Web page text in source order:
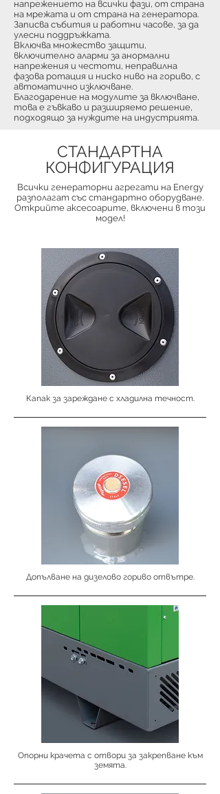
напрежението на всички фази, от страна
на мрежата и от страна на генератора.
Записва събития и работни часове, за да
улесни поддръжката.
Включва множество защити,
включително аларми за анормални
напрежения и честоти, неправилна
фазова ротация и ниско ниво на гориво, с
автоматично изключване.
Благодарение на модулите за включване,
това е гъвкаво и разширяемо решение,
подходящо за нуждите на индустрията.
СТАНДАРТНА
КОНФИГУРАЦИЯ
Всички генераторни агрегати на Energy
разполагат със стандартно оборудване.
Открийте аксесоарите, включени в този
модел!
Капак за зареждане с хладилна течност.
Допълване на дизелово гориво отвътре.
Опорни крачета с отвори за закрепване към
земята.